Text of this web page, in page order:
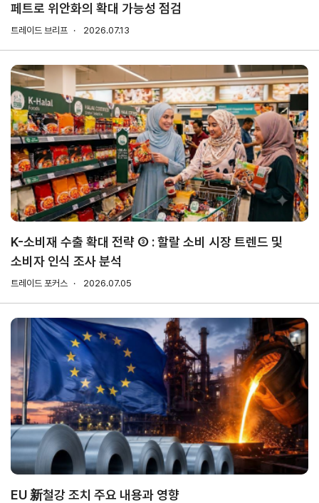
Trade
Pro
TradePro's
초이스
1:1상담
오픈상담
AI
상담
전문가
채용
컨설팅
무역현장컨설팅
FTA컨설팅
무역실
용어
서식
회계
사례
무역실무
매뉴얼
건의
Q&A
자주묻는
질문
협회소개
홈 회장
인사말
역대회장
연혁
조직
소개
경영
공시
의사결정기구
정관
출자법인
무역센터
현황
윤리
경영
무역센터
윤리헌장
협회윤리강령
안전
보건
경영
경영방침
채용
인재상
채용절차
직원채용FAQ
찾아
오시
는 길
페트로 위안화의 확대 가능성 점검
트레이드 브리프 2026.07.13
K-소비재 수출 확대 전략 ③ : 할랄 소비 시장 트렌드 및
소비자 인식 조사 분석
트레이드 포커스 2026.07.05
EU 新철강 조치 주요 내용과 영향